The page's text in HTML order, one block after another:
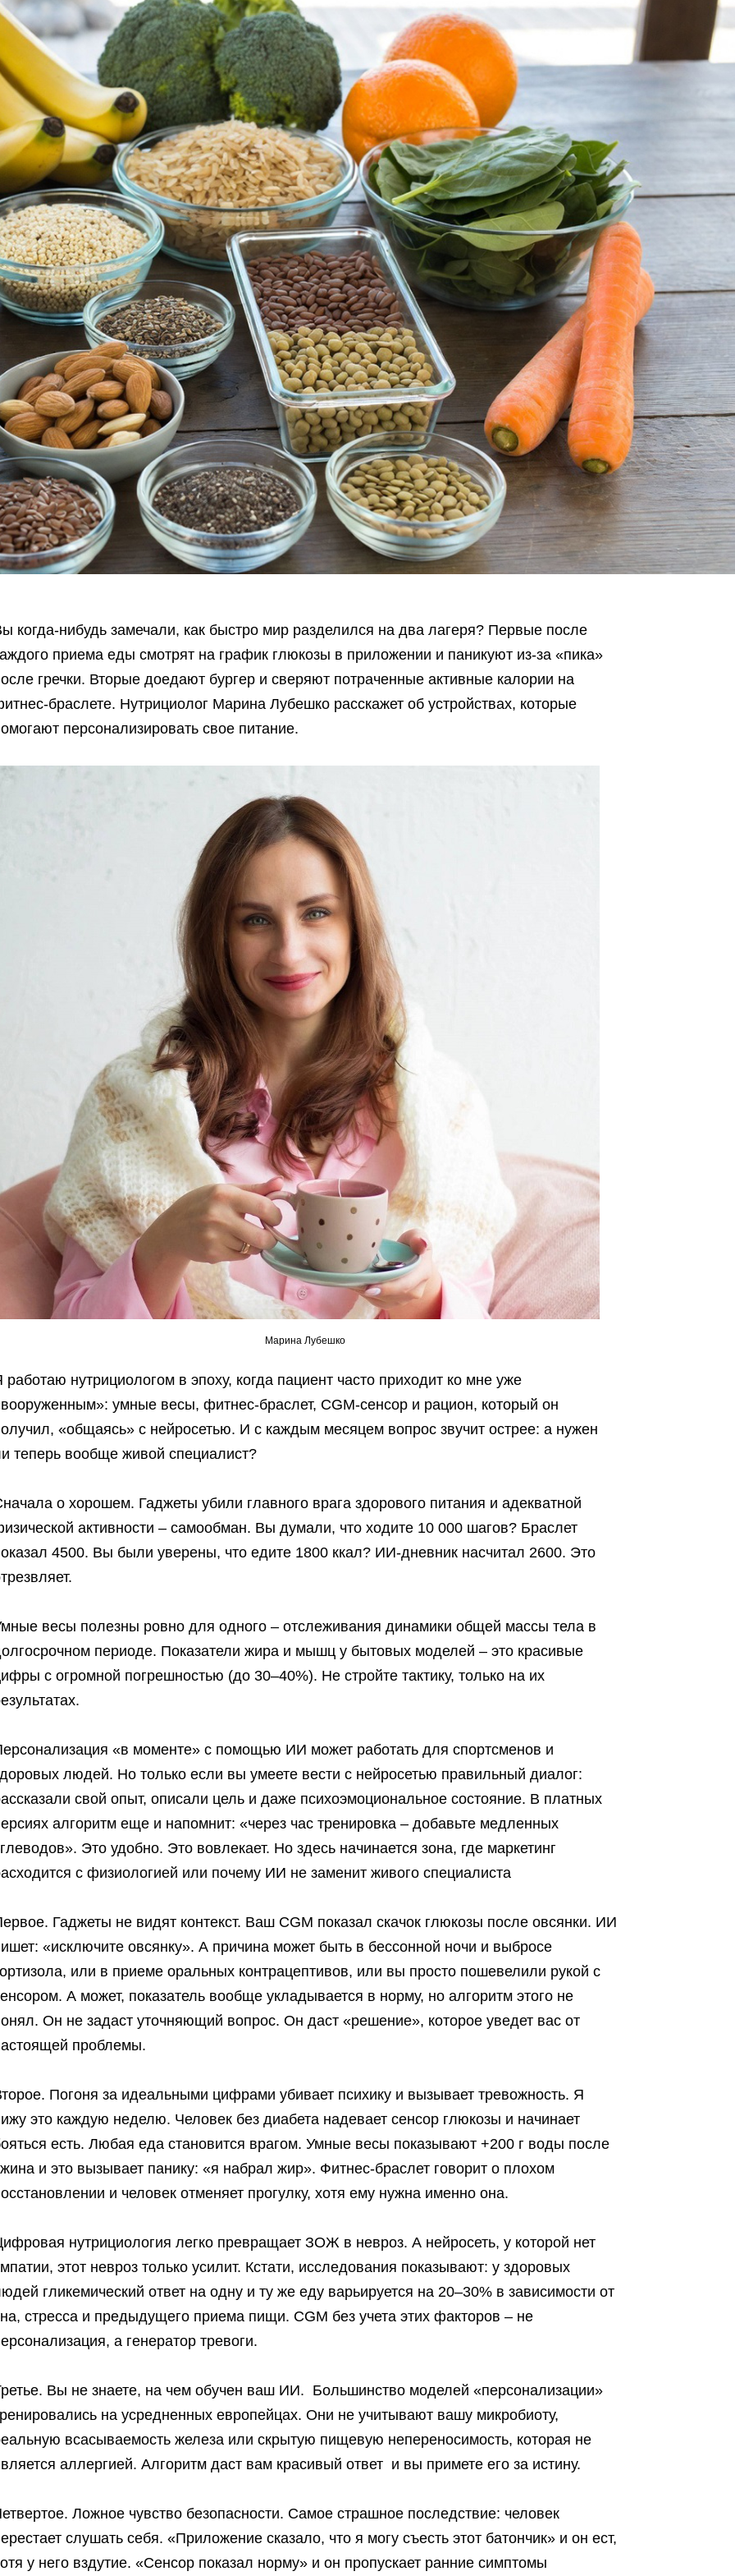
когда-нибудь замечали, как быстро мир разделился на два лагеря? Первые после
приема еды смотрят на график глюкозы в приложении и паникуют из-за «пика»
гречки. Вторые доедают бургер и сверяют потраченные активные калории на
браслете. Нутрициолог Марина Лубешко расскажет об устройствах, которые
персонализировать свое питание.
Марина Лубешко
работаю нутрициологом в эпоху, когда пациент часто приходит ко мне уже
умные весы, фитнес-браслет, CGM-сенсор и рацион, который он
«общаясь» с нейросетью. И с каждым месяцем вопрос звучит острее: а нужен
теперь вообще живой специалист?
о хорошем. Гаджеты убили главного врага здорового питания и адекватной
активности – самообман. Вы думали, что ходите 10 000 шагов? Браслет
4500. Вы были уверены, что едите 1800 ккал? ИИ-дневник насчитал 2600. Это
весы полезны ровно для одного – отслеживания динамики общей массы тела в
периоде. Показатели жира и мышц у бытовых моделей – это красивые
с огромной погрешностью (до 30–40%). Не стройте тактику, только на их
«в моменте» с помощью ИИ может работать для спортсменов и
людей. Но только если вы умеете вести с нейросетью правильный диалог:
свой опыт, описали цель и даже психоэмоциональное состояние. В платных
алгоритм еще и напомнит: «через час тренировка – добавьте медленных
Это удобно. Это вовлекает. Но здесь начинается зона, где маркетинг
с физиологией или почему ИИ не заменит живого специалиста
Гаджеты не видят контекст. Ваш CGM показал скачок глюкозы после овсянки. ИИ
«исключите овсянку». А причина может быть в бессонной ночи и выбросе
или в приеме оральных контрацептивов, или вы просто пошевелили рукой с
А может, показатель вообще укладывается в норму, но алгоритм этого не
Он не задаст уточняющий вопрос. Он даст «решение», которое уведет вас от
проблемы.
Погоня за идеальными цифрами убивает психику и вызывает тревожность. Я
это каждую неделю. Человек без диабета надевает сенсор глюкозы и начинает
есть. Любая еда становится врагом. Умные весы показывают +200 г воды после
и это вызывает панику: «я набрал жир». Фитнес-браслет говорит о плохом
и человек отменяет прогулку, хотя ему нужна именно она.
нутрициология легко превращает ЗОЖ в невроз. А нейросеть, у которой нет
этот невроз только усилит. Кстати, исследования показывают: у здоровых
гликемический ответ на одну и ту же еду варьируется на 20–30% в зависимости от
стресса и предыдущего приема пищи. CGM без учета этих факторов – не
а генератор тревоги.
Вы не знаете, на чем обучен ваш ИИ. Большинство моделей «персонализации»
на усредненных европейцах. Они не учитывают вашу микробиоту,
всасываемость железа или скрытую пищевую непереносимость, которая не
аллергией. Алгоритм даст вам красивый ответ и вы примете его за истину.
Ложное чувство безопасности. Самое страшное последствие: человек
слушать себя. «Приложение сказало, что я могу съесть этот батончик» и он ест,
у него вздутие. «Сенсор показал норму» и он пропускает ранние симптомы